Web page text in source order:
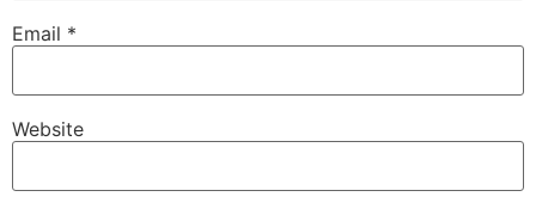
Email *
Website